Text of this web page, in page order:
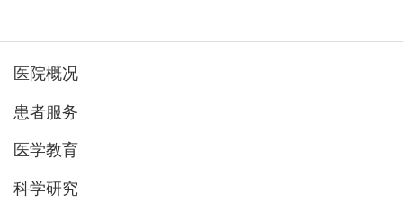
医院概况
患者服务
医学教育
科学研究